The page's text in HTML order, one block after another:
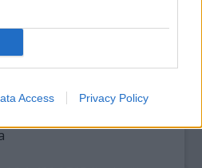
Access Privacy Policy
május 1-jén is
4+